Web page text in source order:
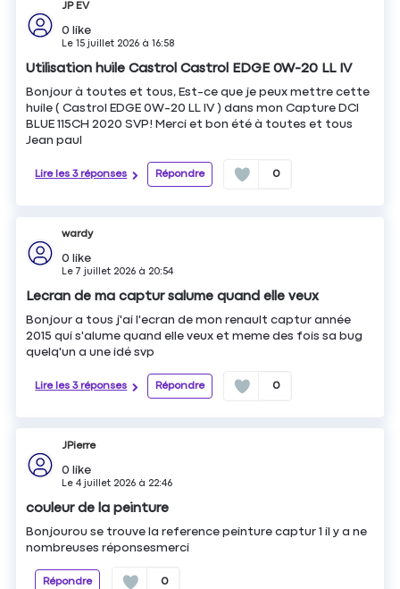
JP EV
0 like
Le15 juillet 2026 à16:58
Utilisation huile Castrol Castrol EDGE 0W-20 LL IV
Bonjour à toutes et tous, Est-ce que je peux mettre cette
huile ( Castrol EDGE 0W-20 LL IV ) dans mon Capture DCI
BLUE 115CH 2020 SVP! Merci et bon été à toutes et tous
Jean paul
Lire les 3 réponses Répondre 0
wardy
0 like
Le7 juillet 2026 à 20:54
Lecran de ma captur salume quand elle veux
Bonjour a tous j'ai l'ecran de mon renault captur année
2015 qui s'alume quand elle veux et meme des fois sa bug
quelq'un a une idé svp
Lire les 3 réponses Répondre 0
JPierre
0 like
Le4 juillet 2026 à 22:46
couleur de la peinture
Bonjourou se trouve la reference peinture captur 1 il y a ne
nombreuses réponsesmerci
Répondre 0